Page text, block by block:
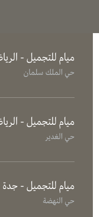
ميام للتجميل -
حي الملك سلمان
ميام للتجميل -
حي الغدير
ميام للتجميل - جدة
حي النهضة